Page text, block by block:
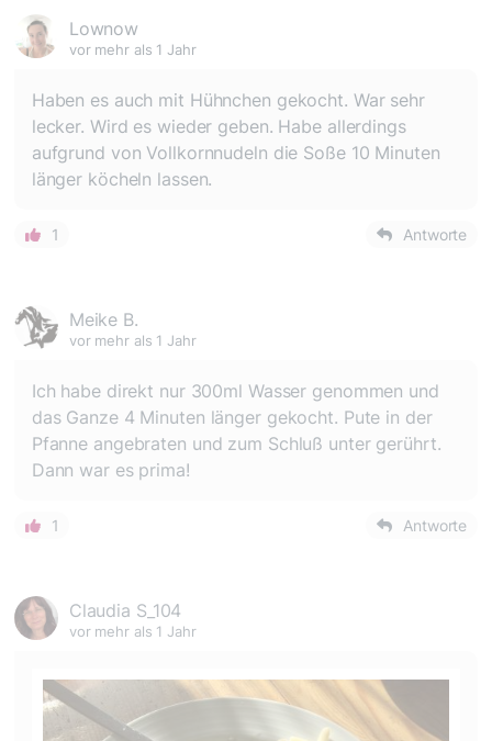
Lownow
vor mehr als 1 Jahr
Haben es auch mit Hühnchen gekocht. War sehr
lecker. Wird es wieder geben. Habe allerdings
aufgrund von Vollkornnudeln die Soße 10 Minuten
länger köcheln lassen.
1 Antworte
Meike B.
vor mehr als 1 Jahr
Ich habe direkt nur 300ml Wasser genommen und
das Ganze 4 Minuten länger gekocht. Pute in der
Pfanne angebraten und zum Schluß unter gerührt.
Dann war es prima!
1 Antworte
Claudia S_104
vor mehr als 1 Jahr